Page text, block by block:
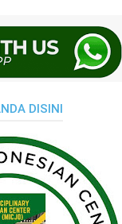
DISINI